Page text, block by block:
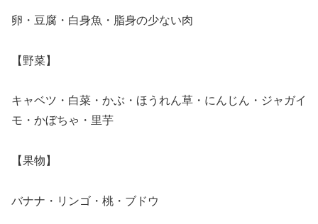
卵・豆腐・白身魚・脂身の少ない肉
【野菜】
キャベツ・白菜・かぶ・ほうれん草・にんじん・ジャガイ
モ・かぼちゃ・里芋
【果物】
バナナ・リンゴ・桃・ブドウ